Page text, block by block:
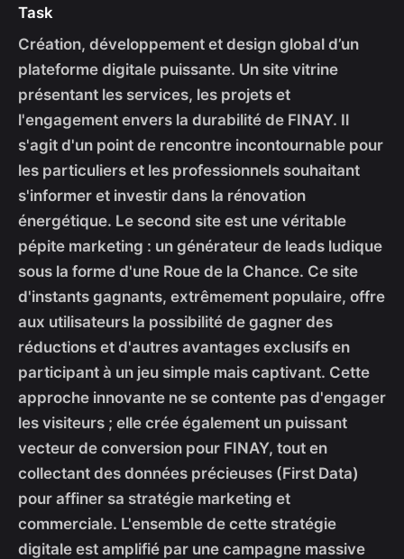
Task
Création, développement et design global d’un
plateforme digitale puissante. Un site vitrine
présentant les services, les projets et
l'engagement envers la durabilité de FINAY. Il
s'agit d'un point de rencontre incontournable pour
les particuliers et les professionnels souhaitant
s'informer et investir dans la rénovation
énergétique. Le second site est une véritable
pépite marketing : un générateur de leads ludique
sous la forme d'une Roue de la Chance. Ce site
d'instants gagnants, extrêmement populaire, offre
aux utilisateurs la possibilité de gagner des
réductions et d'autres avantages exclusifs en
participant à un jeu simple mais captivant. Cette
approche innovante ne se contente pas d'engager
les visiteurs ; elle crée également un puissant
vecteur de conversion pour FINAY, tout en
collectant des données précieuses (First Data)
pour affiner sa stratégie marketing et
commerciale. L'ensemble de cette stratégie
digitale est amplifié par une campagne massive